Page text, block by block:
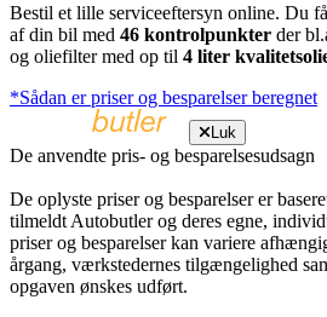
Bestil et lille serviceeftersyn online. Du
af din bil med 46 kontrolpunkter der
og oliefilter med op til 4 liter
*Sådan er priser og besparelser beregnet
Luk
De anvendte pris- og besparelsesudsagn
De oplyste priser og besparelser er
tilmeldt Autobutler og deres egne,
priser og besparelser kan variere
årgang, værkstedernes tilgængelighed
opgaven ønskes udført.